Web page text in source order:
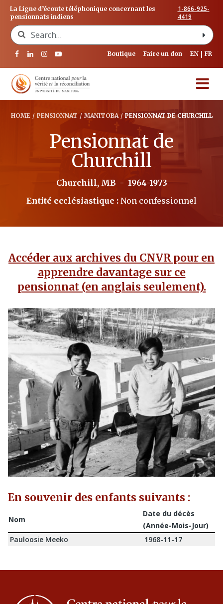
La Ligne d’écoute téléphonique concernant les
pensionnats indiens
1-866-925-
4419
Search for:
Boutique Faire un don EN FR
HOME / PENSIONNAT / MANITOBA / PENSIONNAT DE CHURCHILL
Pensionnat de
Churchill
Churchill, MB - 1964-1973
Entité ecclésiastique : Non confessionnel
Accéder aux archives du CNVR pour en
apprendre davantage sur ce
pensionnat (en anglais seulement).
En souvenir des enfants suivants :
Nom
Date du décès
(Année-Mois-Jour)
Pauloosie Meeko
1968-11-17